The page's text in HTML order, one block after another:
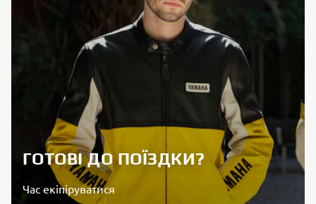
ГОТОВІ ДО ПОЇЗДКИ?
Час екіпіруватися